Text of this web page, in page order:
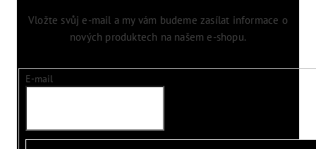
Vložte svůj e-mail a my vám budeme zasílat informace o
nových produktech na našem e-shopu.
E-mail